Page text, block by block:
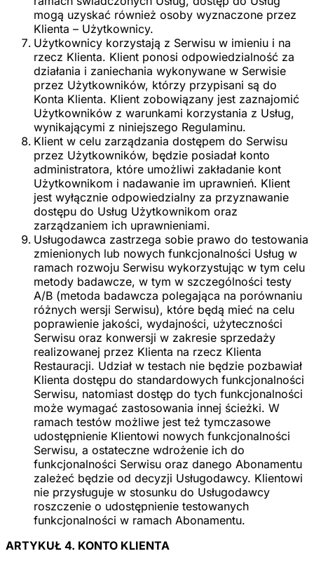
mogą uzyskać również osoby wyznaczone przez
Klienta – Użytkownicy.
Użytkownicy korzystają z Serwisu w imieniu i na
rzecz Klienta. Klient ponosi odpowiedzialność za
działania i zaniechania wykonywane w Serwisie
przez Użytkowników, którzy przypisani są do
Konta Klienta. Klient zobowiązany jest zaznajomić
Użytkowników z warunkami korzystania z Usług,
wynikającymi z niniejszego Regulaminu.
Klient w celu zarządzania dostępem do Serwisu
przez Użytkowników, będzie posiadał konto
administratora, które umożliwi zakładanie kont
Użytkownikom i nadawanie im uprawnień. Klient
jest wyłącznie odpowiedzialny za przyznawanie
dostępu do Usług Użytkownikom oraz
zarządzaniem ich uprawnieniami.
Usługodawca zastrzega sobie prawo do testowania
zmienionych lub nowych funkcjonalności Usług w
ramach rozwoju Serwisu wykorzystując w tym celu
metody badawcze, w tym w szczególności testy
A/B (metoda badawcza polegająca na porównaniu
różnych wersji Serwisu), które będą mieć na celu
poprawienie jakości, wydajności, użyteczności
Serwisu oraz konwersji w zakresie sprzedaży
realizowanej przez Klienta na rzecz Klienta
Restauracji. Udział w testach nie będzie pozbawiał
Klienta dostępu do standardowych funkcjonalności
Serwisu, natomiast dostęp do tych funkcjonalności
może wymagać zastosowania innej ścieżki. W
ramach testów możliwe jest też tymczasowe
udostępnienie Klientowi nowych funkcjonalności
Serwisu, a ostateczne wdrożenie ich do
funkcjonalności Serwisu oraz danego Abonamentu
zależeć będzie od decyzji Usługodawcy. Klientowi
nie przysługuje w stosunku do Usługodawcy
roszczenie o udostępnienie testowanych
funkcjonalności w ramach Abonamentu.
ARTYKUŁ 4. KONTO KLIENTA